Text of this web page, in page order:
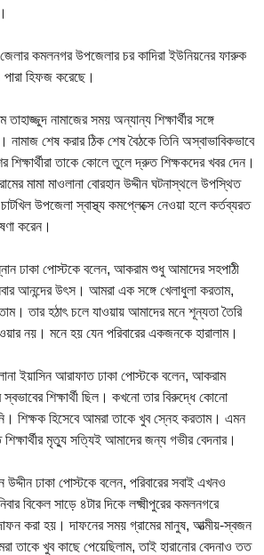
কমলনগর উপজেলার চর কাদিরা ইউনিয়নের ফারুক
হিফজ করেছে।
নামাজের সময় অন্যান্য শিক্ষার্থীর সঙ্গে
নামাজ শেষ করার ঠিক শেষ বৈঠকে তিনি অস্বাভাবিকভাবে
তাকে কোলে তুলে দ্রুত শিক্ষকদের খবর দেন।
মামা মাওলানা বোরহান উদ্দীন ঘটনাস্থলে উপস্থিত
উপজেলা স্বাস্থ্য কমপ্লেক্সে নেওয়া হলে কর্তব্যরত
করেন।
ঢাকা পোস্টকে বলেন, আকরাম শুধু আমাদের সহপাঠী
আনন্দের উৎস। আমরা এক সঙ্গে খেলাধুলা করতাম,
তার হঠাৎ চলে যাওয়ায় আমাদের মনে শূন্যতা তৈরি
নয়। মনে হয় যেন পরিবারের একজনকে হারালাম।
ইয়াসিন আরাফাত ঢাকা পোস্টকে বলেন, আকরাম
শিক্ষার্থী ছিল। কখনো তার বিরুদ্ধে কোনো
শিক্ষক হিসেবে আমরা তাকে খুব স্নেহ করতাম। এমন
মৃত্যু সত্যিই আমাদের জন্য গভীর বেদনার।
উদ্দীন ঢাকা পোস্টকে বলেন, পরিবারের সবাই এখনও
বিকেল সাড়ে ৪টার দিকে লক্ষ্মীপুরের কমলনগরে
করা হয়। দাফনের সময় গ্রামের মানুষ, আত্মীয়-স্বজন
তাকে খুব কাছে পেয়েছিলাম, তাই হারানোর বেদনাও তত